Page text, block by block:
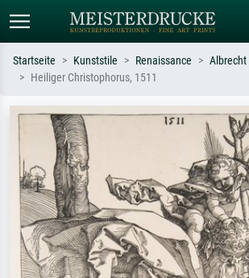
Suchen Sie nach Künstlern, Werktiteln
oder Stilen – z.B. Monet,
Sternennacht, Impressionismus, Welle
Hokusai, Akt.
Beschreiben
Wiese,
Ölgemälde,
Startseite Kunststile Renaissance
Albrecht
Heiliger Christophorus, 1511